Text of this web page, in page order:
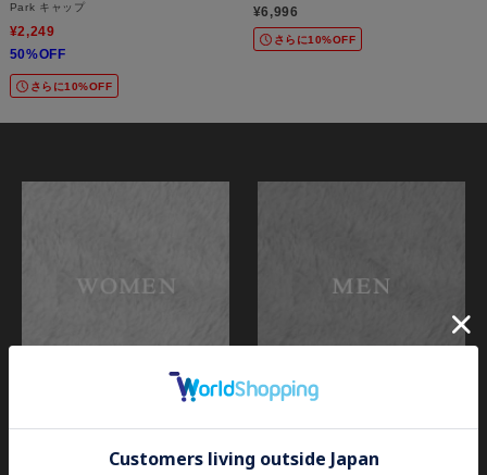
Park キャップ
¥2,249
50%OFF
さらに10%OFF
¥6,996
さらに10%OFF